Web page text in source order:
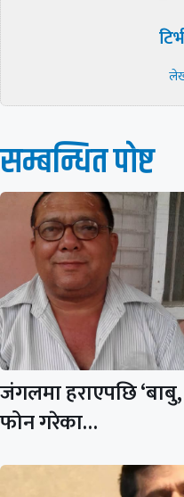
सम्बन्धित पाेष्ट
जंगलमा हराएपछि
फोन गरेका…